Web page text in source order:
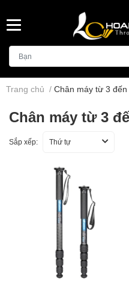
Trang chủ / Chân máy từ 3 đến
Chân máy từ 3
Sắp xếp: Thứ tự